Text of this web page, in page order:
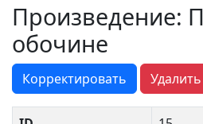
Произведение:
обочине
Корректировать Удалить